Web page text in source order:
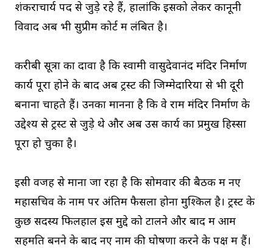
शंकराचार्य पद से जुड़े रहे हैं, हालांकि इसको लेकर कानूनी
विवाद अब भी सुप्रीम कोर्ट में लंबित है।
करीबी सूत्रों का दावा है कि स्वामी वासुदेवानंद मंदिर निर्माण
कार्य पूरा होने के बाद अब ट्रस्ट की जिम्मेदारियों से भी दूरी
बनाना चाहते हैं। उनका मानना है कि वे राम मंदिर निर्माण के
उद्देश्य से ट्रस्ट से जुड़े थे और अब उस कार्य का प्रमुख हिस्सा
पूरा हो चुका है।
इसी वजह से माना जा रहा है कि सोमवार की बैठक में नए
महासचिव के नाम पर अंतिम फैसला होना मुश्किल है। ट्रस्ट के
कुछ सदस्य फिलहाल इस मुद्दे को टालने और बाद में आम
सहमति बनने के बाद नए नाम की घोषणा करने के पक्ष में हैं।